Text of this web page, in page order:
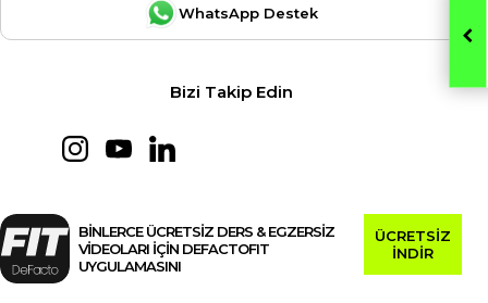
WhatsApp Destek
Bizi Takip Edin
BİNLERCE ÜCRETSİZ DERS & EGZERSİZ
VİDEOLARI İÇİN DEFACTOFIT
UYGULAMASINI
ÜCRETSİZ
İNDİR